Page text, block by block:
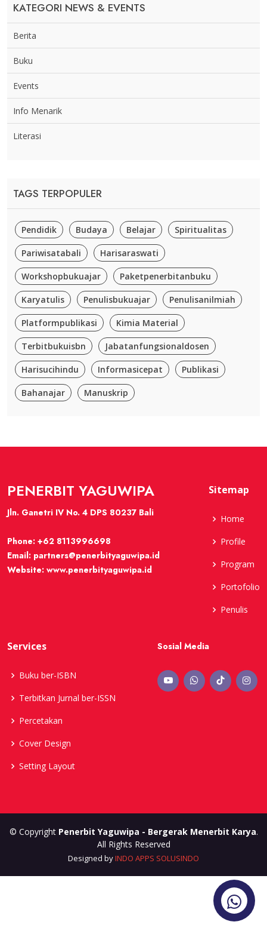
KATEGORI NEWS & EVENTS
Berita
Buku
Events
Info Menarik
Literasi
TAGS TERPOPULER
Pendidik Budaya Belajar Spiritualitas
Pariwisatabali Harisaraswati
Workshopbukuajar Paketpenerbitanbuku
Karyatulis Penulisbukuajar Penulisanilmiah
Platformpublikasi Kimia Material
Terbitbukuisbn Jabatanfungsionaldosen
Harisucihindu Informasicepat Publikasi
Bahanajar Manuskrip
PENERBIT YAGUWIPA
Jln. Ganetri IV No. 4 DPS 80237 Bali
Phone: +62 8113996698
Email: partners@penerbityaguwipa.id
Website: www.penerbityaguwipa.id
Sitemap
Home
Profile
Program
Portofolio
Penulis
Services
Buku ber-ISBN
Terbitkan Jurnal ber-ISSN
Percetakan
Cover Design
Setting Layout
Sosial Media
© Copyright Penerbit Yaguwipa - Bergerak Menerbit Karya.
All Rights Reserved
Designed byINDO APPS SOLUSINDO